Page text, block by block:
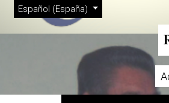
Ir al menú de navegación principal
Ir al contenido principal
Ir al pie de página del sitio
Cambiar el idioma. El actual es:
Español (España)
Menú de
Menú principal